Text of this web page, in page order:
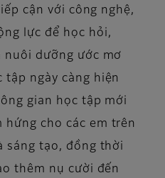
cận với công nghệ,
lực để học hỏi,
nuôi dưỡng ước mơ
ngày càng hiện
gian học tập mới
hứng cho các em trên
sáng tạo, đồng thời
thêm nụ cười đến